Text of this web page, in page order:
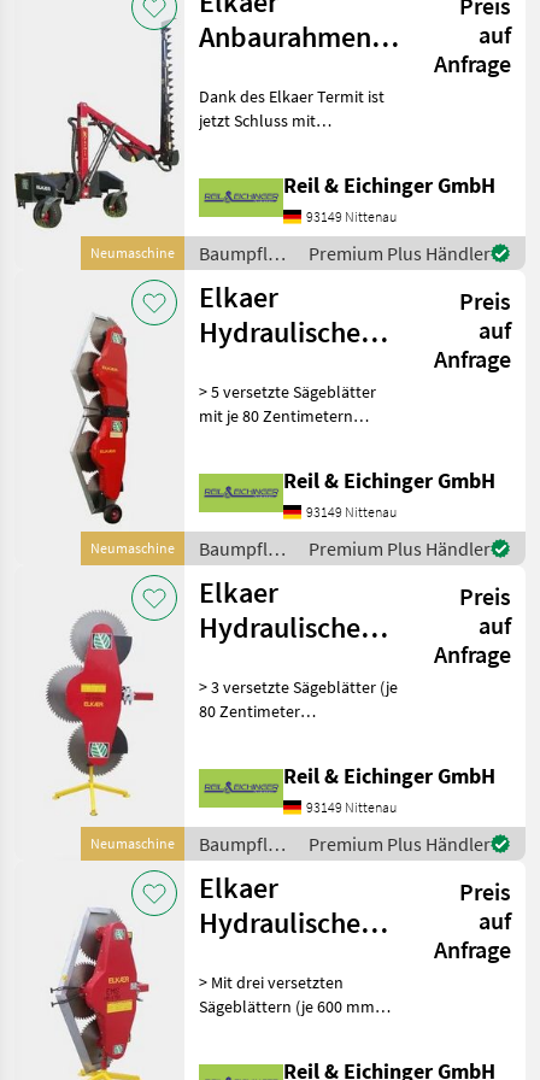
Neumaschine
Anbaurahmen
für verschiedene
Anba
auf
Anfrage
Dank des Elkaer Termit ist
jetzt Schluss mit
Termit 1300 ist ein
Anbaurahmen mit
hydraulischem Auslegearm,
an dem neben einer Astsch
Reil & Eichinger GmbH
93149 Nittenau
Baumpflege
/ Elkaer
Premium Plus Händler
Neumaschine
Elkaer
Hydraulische
Preis
auf
Anfrage
> 5 versetzte Sägeblätter
mit je 80 Zentimetern
von bis zu 25 Zentimetern
Dicke sägen > Arbeitsbreite
3, 80 Mete
Reil & Eichinger GmbH
93149 Nittenau
Baumpflege
/ Elkaer
Premium Plus Händler
Neumaschine
Elkaer
Hydraulische
Preis
auf
Anfrage
> 3 versetzte Sägeblätter (je
80 Zentimeter
Sägt Äste bis zu 25
Zentimeter dicke Äste >
Arbeitsbreite von 2, 30
Reil & Eichinger GmbH
93149 Nittenau
Baumpflege
/ Elkaer
Premium Plus Händler
Elkaer
Hydraulische
Preis
auf
Anfrage
> Mit drei versetzten
Sägeblättern (je 600 mm
Reil & Eichinger GmbH